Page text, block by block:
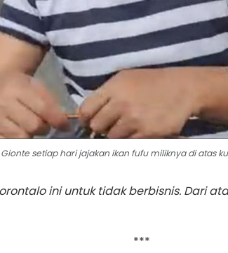
Gionte setiap hari jajakan ikan fufu miliknya di atas
ini untuk tidak berbisnis. Dari
***